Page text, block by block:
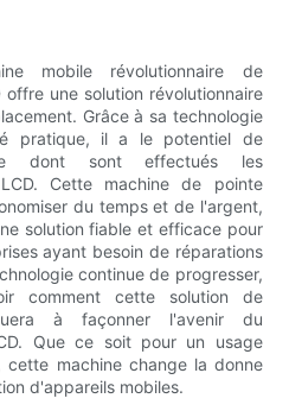
mobile révolutionnaire de
une solution révolutionnaire
Grâce à sa technologie
pratique, il a le potentiel de
dont sont effectués les
Cette machine de pointe
du temps et de l'argent,
solution fiable et efficace pour
ayant besoin de réparations
continue de progresser,
comment cette solution de
à façonner l'avenir du
Que ce soit pour un usage
cette machine change la donne
d'appareils mobiles.